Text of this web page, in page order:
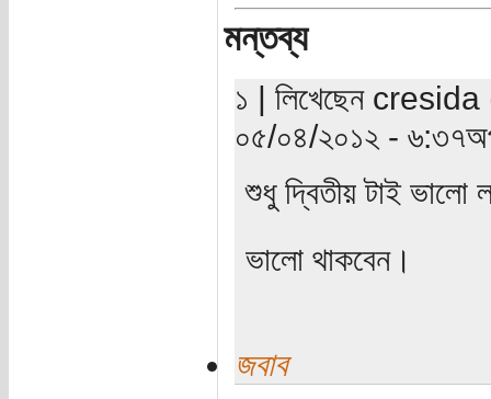
মন্তব্য
১ | লিখেছেন cresida
০৫/০৪/২০১২ -
শুধু দ্বিতীয় টাই ভালো
ভালো থাকবেন।
জবাব